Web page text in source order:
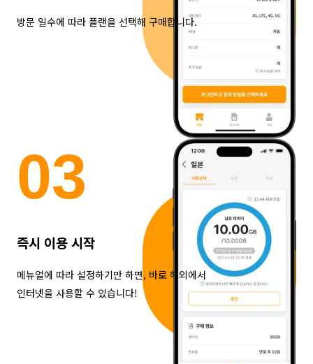
방문 일수에 따라 플랜을 선택해 구매합니다.
03
즉시 이용 시작
메뉴얼에 따라 설정하기만 하면, 바로 해외에서
인터넷을 사용할 수 있습니다!